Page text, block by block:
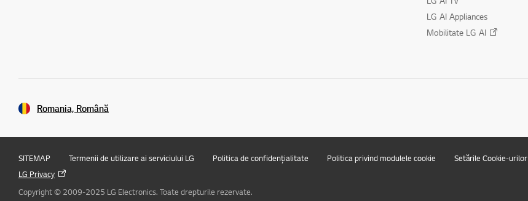
LG AI Appliances
Mobilitate LG AI
Romania, Română
SITEMAP Termenii de utilizare ai serviciului LG Politica de confidențialitate Politica privind modulele cookie Setările Cookie-urilor
LG Privacy
Copyright © 2009-2025 LG Electronics. Toate drepturile rezervate.